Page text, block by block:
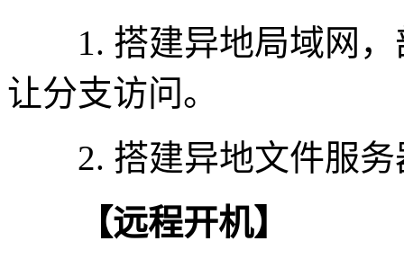
1. 搭建异地局域网，
让分支访问。
2. 搭建异地文件服务
【远程开机】